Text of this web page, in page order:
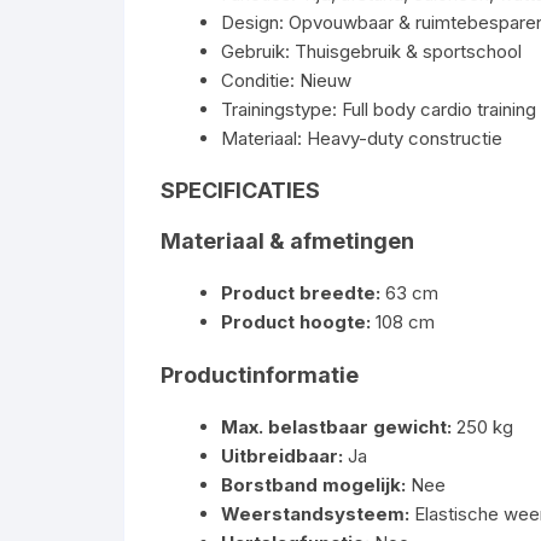
Design: Opvouwbaar &
Gebruik: Thuisgebruik & sportschool
Conditie: Nieuw
Trainingstype: Full body cardio training
Materiaal: Heavy-duty constructie
SPECIFICATIES
Materiaal & afmetingen
Product breedte: 63 cm
Product hoogte: 108 cm
Productinformatie
Max. belastbaar gewicht: 250 kg
Uitbreidbaar: Ja
Borstband mogelijk: Nee
Weerstandsysteem: Elastische